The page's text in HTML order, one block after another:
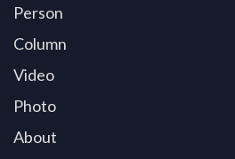
Person
Column
Video
Photo
About